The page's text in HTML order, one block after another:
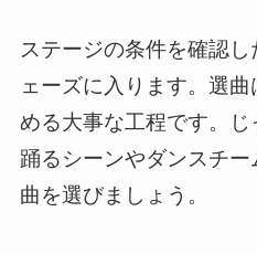
ステージの条件を確認
ェーズに入ります。選
める大事な工程です。じ
踊るシーンやダンスチ
曲を選びましょう。